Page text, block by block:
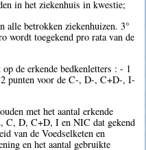
in het ziekenhuis in kwestie;
alle betrokken ziekenhuizen. 3°
wordt toegekend pro rata van de
de erkende bedkenletters : - 1
punten voor de C-, D-, C+D-, I-
met het aantal erkende
C, D, C+D, I en NIC dat gekend
van de Voedselketen en
en het aantal gebruikte